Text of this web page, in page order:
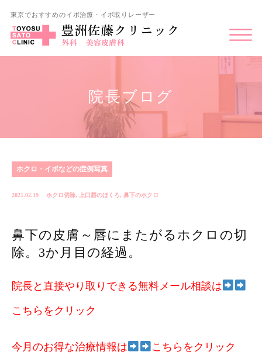
東京でおすすめのイボ治療・イボ取りレーザー
院長ブログ
ホクロ・イボなどの症例写真
2021.02.19 ホクロ切除, 上口唇のほくろ, 鼻下のホクロ
鼻下の皮膚～唇にまたがるホクロの切
除。3か月目の経過。
院長と直接やり取りできる無料メール相談は
こちらをクリック
今月のお得な治療情報は こちらをクリック